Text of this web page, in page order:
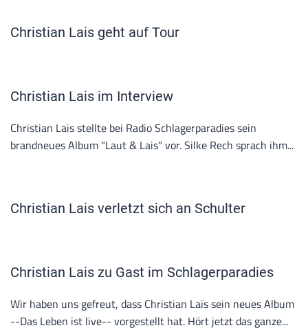
Christian Lais geht auf Tour
Christian Lais im Interview
Christian Lais stellte bei Radio Schlagerparadies sein
brandneues Album "Laut & Lais" vor. Silke Rech sprach ihm...
Christian Lais verletzt sich an Schulter
Christian Lais zu Gast im Schlagerparadies
Wir haben uns gefreut, dass Christian Lais sein neues Album
--Das Leben ist live-- vorgestellt hat. Hört jetzt das ganze...